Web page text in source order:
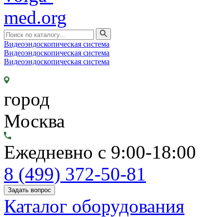
Видеоэндоскопическая система
Видеоэндоскопическая система
Видеоэндоскопическая система
город
Москва
Ежедневно с 9:00-18:00
8 (499) 372-50-81
Задать вопрос
Каталог оборудования